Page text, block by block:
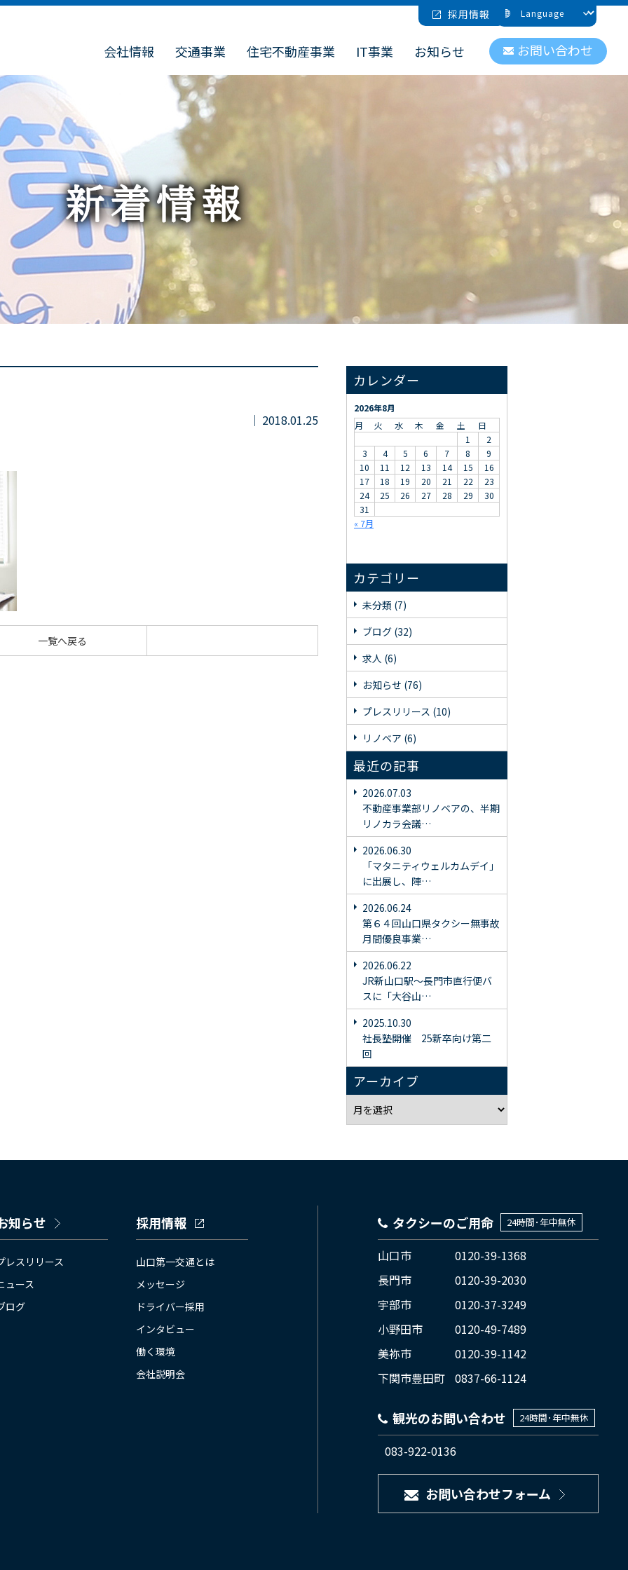
採用情報
会社情報 交通事業 住宅不動産事業 IT事業 お知らせ お問い合わせ
2018.01.25
一覧へ戻る
カレンダー
2026年8月
月
火 水 木 金 土
日
1
2
3
4 5 6 7 8
9
10
11 12 13 14 15
16
17
18 19 20 21 22
23
24
25 26 27 28 29
30
31
« 7月
カテゴリー
未分類 (7)
ブログ (32)
求人 (6)
お知らせ (76)
プレスリリース (10)
リノベア (6)
最近の記事
2026.07.03
不動産事業部リノベアの、半期
リノカラ会議…
2026.06.30
「マタニティウェルカムデイ」
に出展し、陣…
2026.06.24
第６４回山口県タクシー無事故
月間優良事業…
2026.06.22
JR新山口駅〜長門市直行便バ
スに「大谷山…
2025.10.30
社長塾開催 25新卒向け第二
回
アーカイブ
知らせ
レスリリース
ュース
ログ
採用情報
山口第一交通とは
メッセージ
ドライバー採用
インタビュー
働く環境
会社説明会
タクシーのご用命 24時間･年中無休
山口市
0120-39-1368
長門市
0120-39-2030
宇部市
0120-37-3249
小野田市
0120-49-7489
美祢市
0120-39-1142
下関市豊田町 0837-66-1124
観光のお問い合わせ 24時間･年中無休
083-922-0136
お問い合わせフォーム